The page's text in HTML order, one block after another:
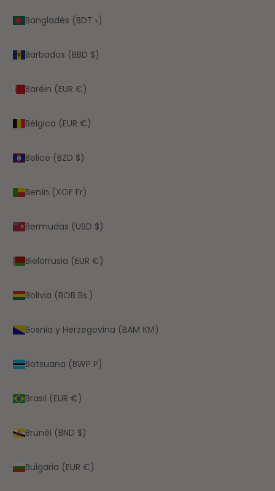
Bangladés (BDT ৳)
Barbados (BBD $)
Baréin (EUR €)
Bélgica (EUR €)
Belice (BZD $)
Benín (XOF Fr)
Bermudas (USD $)
Bielorrusia (EUR €)
Bolivia (BOB Bs.)
Bosnia y Herzegovina (BAM КМ)
Botsuana (BWP P)
Brasil (EUR €)
Brunéi (BND $)
Bulgaria (EUR €)